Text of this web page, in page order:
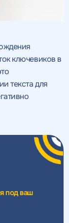
ключевиков в
текста для
под ваш
на
c